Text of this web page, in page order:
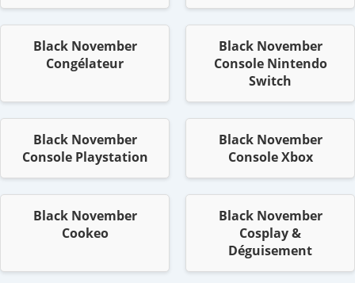
Black November
Congélateur
Black November
Console Nintendo
Switch
Black November
Console Playstation
Black November
Console Xbox
Black November
Cookeo
Black November
Cosplay &
Déguisement